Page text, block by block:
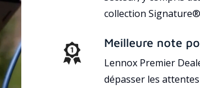
collection
Meilleure note
Lennox Premier
dépasser les